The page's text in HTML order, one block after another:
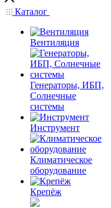
Каталог
Вентиляция
Генераторы, ИБП,
Солнечные
системы
Инструмент
Климатическое
оборудование
Крепёж